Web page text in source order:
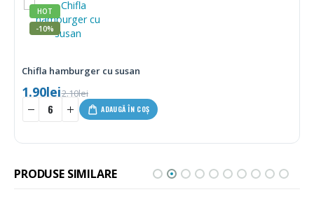
HOT
-10%
Chifla hamburger cu susan
2.10lei
1.90lei
ADAUGĂ ÎN COȘ
PRODUSE SIMILARE